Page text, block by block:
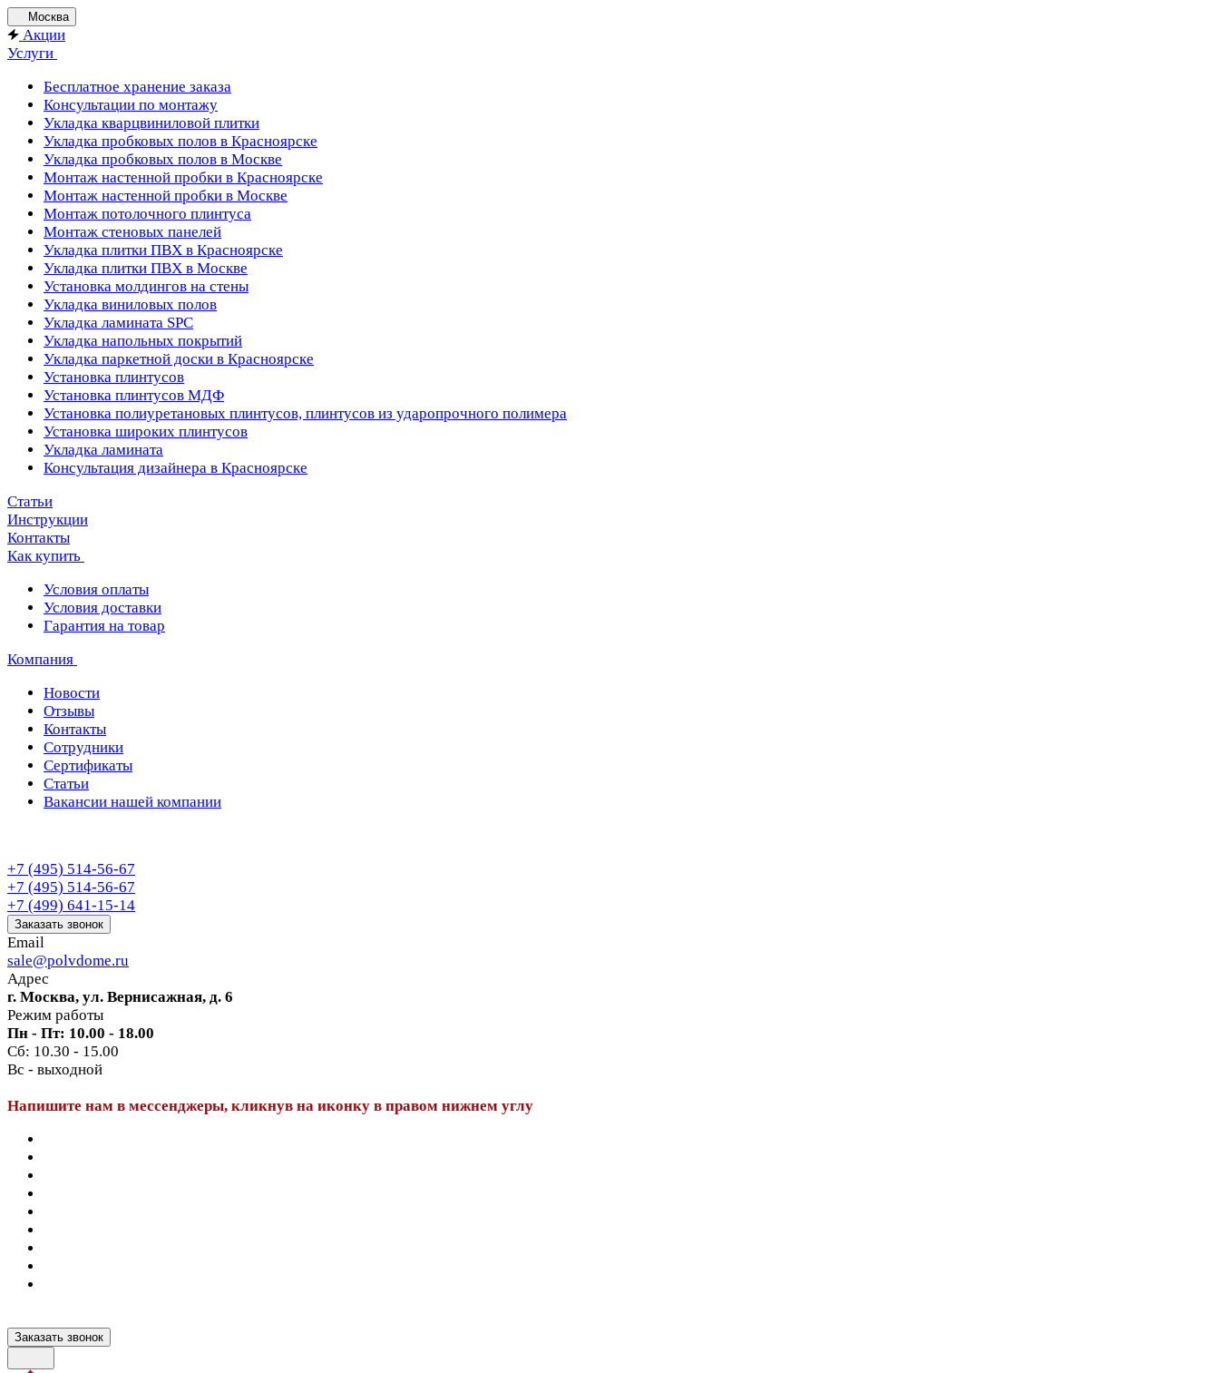
Москва
Акции
Услуги
Бесплатное хранение заказа
Консультации по монтажу
Укладка кварцвиниловой плитки
Укладка пробковых полов в Красноярске
Укладка пробковых полов в Москве
Монтаж настенной пробки в Красноярске
Монтаж настенной пробки в Москве
Монтаж потолочного плинтуса
Монтаж стеновых панелей
Укладка плитки ПВХ в Красноярске
Укладка плитки ПВХ в Москве
Установка молдингов на стены
Укладка виниловых полов
Укладка ламината SPC
Укладка напольных покрытий
Укладка паркетной доски в Красноярске
Установка плинтусов
Установка плинтусов МДФ
Установка полиуретановых плинтусов, плинтусов из ударопрочного полимера
Установка широких плинтусов
Укладка ламината
Консультация дизайнера в Красноярске
Статьи
Инструкции
Контакты
Как купить
Условия оплаты
Условия доставки
Гарантия на товар
Компания
Новости
Отзывы
Контакты
Сотрудники
Сертификаты
Статьи
Вакансии нашей компании
+7 (495) 514-56-67
+7 (495) 514-56-67
+7 (499) 641-15-14
Заказать звонок
Email
sale@polvdome.ru
Адрес
г. Москва, ул. Вернисажная, д. 6
Режим работы
Пн - Пт: 10.00 - 18.00
Сб: 10.30 - 15.00
Вс - выходной
Напишите нам в мессенджеры, кликнув на иконку в правом нижнем углу
Заказать звонок